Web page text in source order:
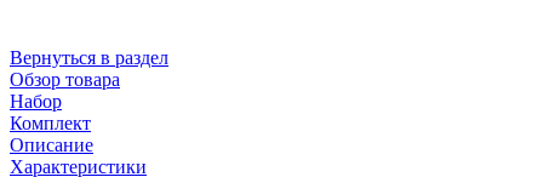
Вернуться в раздел
Обзор товара
Набор
Комплект
Описание
Характеристики